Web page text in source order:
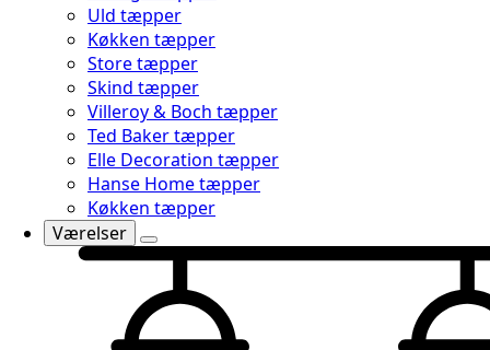
Uld tæpper
Køkken tæpper
Store tæpper
Skind tæpper
Villeroy & Boch tæpper
Ted Baker tæpper
Elle Decoration tæpper
Hanse Home tæpper
Køkken tæpper
Værelser